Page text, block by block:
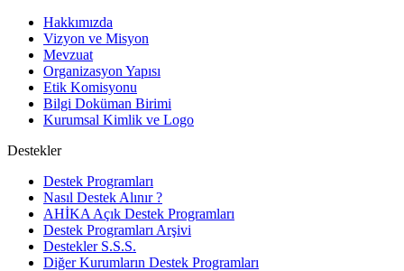
Hakkımızda
Vizyon ve Misyon
Mevzuat
Organizasyon Yapısı
Etik Komisyonu
Bilgi Doküman Birimi
Kurumsal Kimlik ve Logo
Destekler
Destek Programları
Nasıl Destek Alınır ?
AHİKA Açık Destek Programları
Destek Programları Arşivi
Destekler S.S.S.
Diğer Kurumların Destek Programları